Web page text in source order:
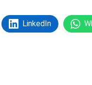
LinkedIn